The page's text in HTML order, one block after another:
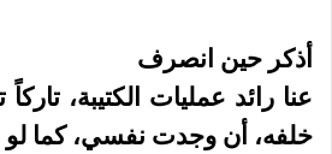
أذكر حين انصرف
عنا رائد عمليات الكتيبة، تاركاً
خلفه، أن وجدت نفسي، كما لو